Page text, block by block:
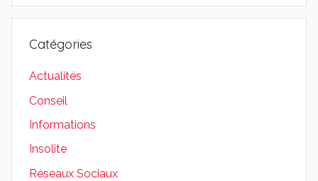
Catégories
Actualités
Conseil
Informations
Insolite
Réseaux Sociaux